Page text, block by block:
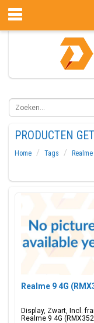
PRODUCTEN
Home Tags
Realme 9 4G
Display, Zwart, Incl.
Realme 9 4G